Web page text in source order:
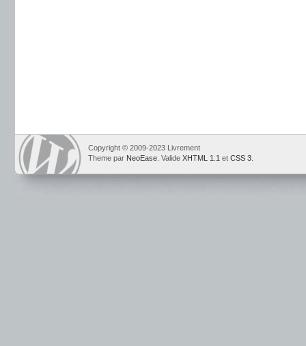
Copyright © 2009-2023 Livrement
Theme par NeoEase . Valide XHTML 1.1 et CSS 3